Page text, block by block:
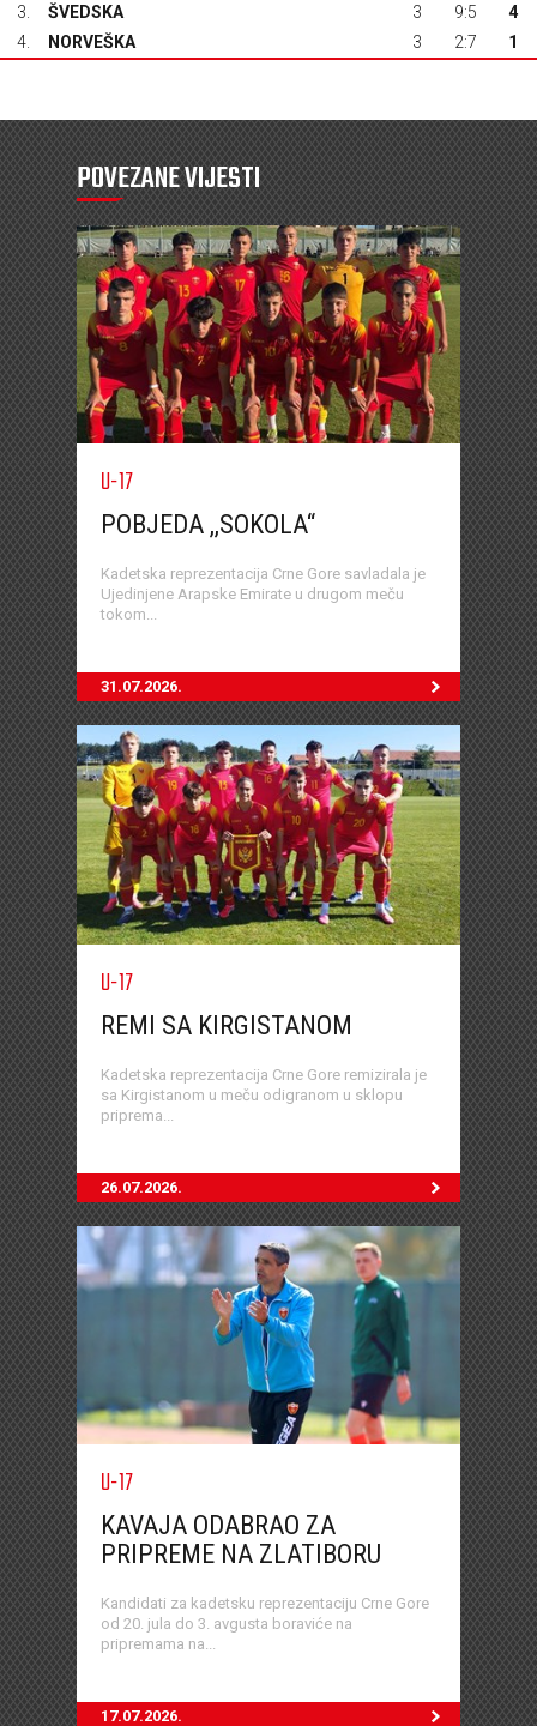
3. ŠVEDSKA 3 9:5
4
4.
NORVEŠKA 3 2:7 1
POVEZANE VIJESTI
U-17
POBJEDA ,,SOKOLA“
Kadetska reprezentacija Crne Gore savladala je
Ujedinjene Arapske Emirate u drugom meču
tokom...
31.07.2026.
U-17
REMI SA KIRGISTANOM
Kadetska reprezentacija Crne Gore remizirala je
sa Kirgistanom u meču odigranom u sklopu
priprema...
26.07.2026.
U-17
KAVAJA ODABRAO ZA
PRIPREME NA ZLATIBORU
Kandidati za kadetsku reprezentaciju Crne Gore
od 20. jula do 3. avgusta boraviće na
pripremama na...
17.07.2026.